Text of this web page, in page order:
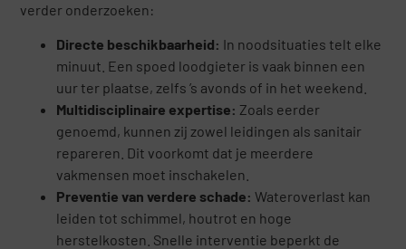
verder onderzoeken:
Directe beschikbaarheid: In noodsituaties telt elke
minuut. Een spoed loodgieter is vaak binnen een
uur ter plaatse, zelfs ’s avonds of in het weekend.
Multidisciplinaire expertise: Zoals eerder
genoemd, kunnen zij zowel leidingen als sanitair
repareren. Dit voorkomt dat je meerdere
vakmensen moet inschakelen.
Preventie van verdere schade: Wateroverlast kan
leiden tot schimmel, houtrot en hoge
herstelkosten. Snelle interventie beperkt de